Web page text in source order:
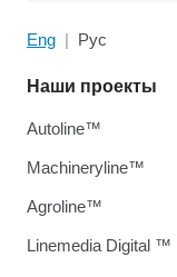
Eng Рус
Наши проекты
Autoline™
Machineryline™
Agroline™
Linemedia Digital ™